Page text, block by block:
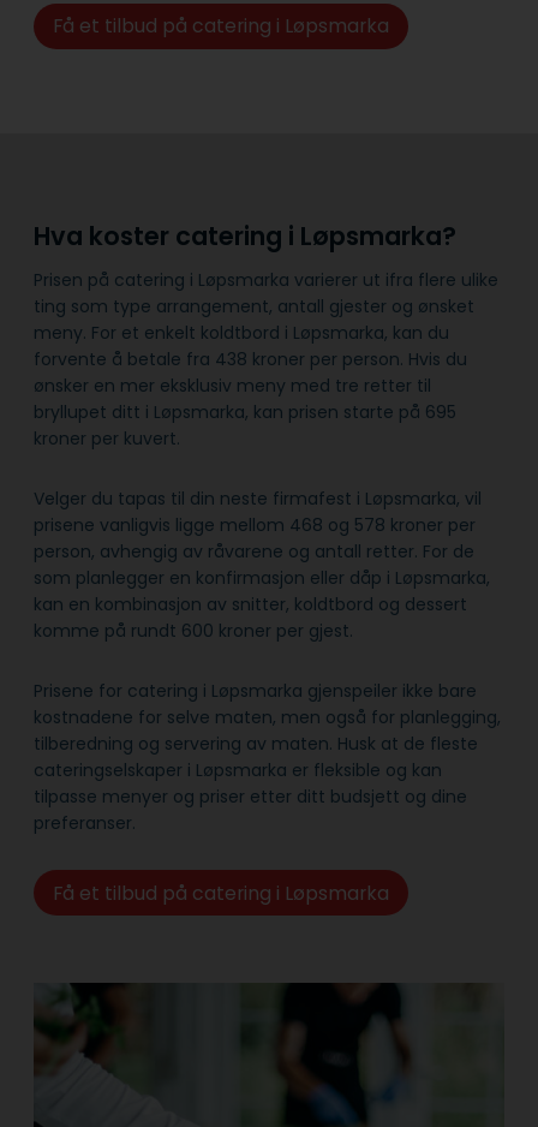
Få et tilbud på catering i Løpsmarka
Hva koster catering i Løpsmarka?
Prisen på catering i Løpsmarka varierer ut ifra flere ulike
ting som type arrangement, antall gjester og ønsket
meny. For et enkelt koldtbord i Løpsmarka, kan du
forvente å betale fra 438 kroner per person. Hvis du
ønsker en mer eksklusiv meny med tre retter til
bryllupet ditt i Løpsmarka, kan prisen starte på 695
kroner per kuvert.
Velger du tapas til din neste firmafest i Løpsmarka, vil
prisene vanligvis ligge mellom 468 og 578 kroner per
person, avhengig av råvarene og antall retter. For de
som planlegger en konfirmasjon eller dåp i Løpsmarka,
kan en kombinasjon av snitter, koldtbord og dessert
komme på rundt 600 kroner per gjest.
Prisene for catering i Løpsmarka gjenspeiler ikke bare
kostnadene for selve maten, men også for planlegging,
tilberedning og servering av maten. Husk at de fleste
cateringselskaper i Løpsmarka er fleksible og kan
tilpasse menyer og priser etter ditt budsjett og dine
preferanser.
Få et tilbud på catering i Løpsmarka